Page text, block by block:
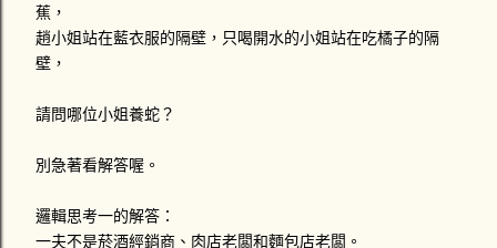
蕉，
趙小姐站在藍衣服的隔壁，只喝開水的小姐站在吃橘子的隔
壁，
請問哪位小姐養蛇？
別急著看解答喔。
邏輯思考一的解答：
一夫不是菸酒經銷商、肉店老闆和麵包店老闆。